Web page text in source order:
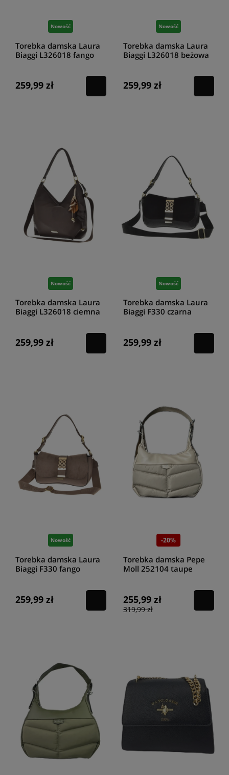
Nowość
Torebka damska Laura
Biaggi L326018 fango
259,99 zł
Nowość
Torebka damska Laura
Biaggi L326018 beżowa
259,99 zł
Nowość
Torebka damska Laura
Biaggi L326018 ciemna
259,99 zł
Nowość
Torebka damska Laura
Biaggi F330 czarna
259,99 zł
Nowość
Torebka damska Laura
Biaggi F330 fango
259,99 zł
-20%
Torebka damska Pepe
Moll 252104 taupe
255,99 zł
319,99 zł